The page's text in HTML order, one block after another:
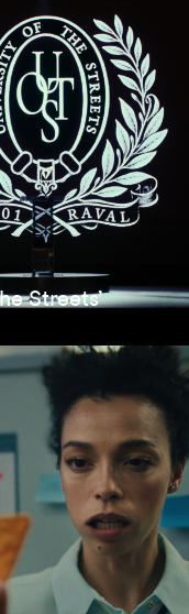
Streets’